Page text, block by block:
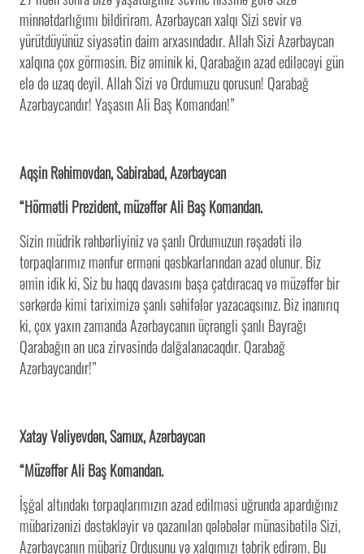
minnətdarlığımı bildirirəm. Azərbaycan xalqı Sizi sevir və
yürütdüyünüz siyasətin daim arxasındadır. Allah Sizi Azərbaycan
xalqına çox görməsin. Biz əminik ki, Qarabağın azad ediləcəyi gün
elə də uzaq deyil. Allah Sizi və Ordumuzu qorusun! Qarabağ
Azərbaycandır! Yaşasın Ali Baş Komandan!”
Aqşin Rəhimovdan, Sabirabad, Azərbaycan
“Hörmətli Prezident, müzəffər Ali Baş Komandan.
Sizin müdrik rəhbərliyiniz və şanlı Ordumuzun rəşadəti ilə
torpaqlarımız mənfur erməni qəsbkarlarından azad olunur. Biz
əmin idik ki, Siz bu haqq davasını başa çatdıracaq və müzəffər bir
sərkərdə kimi tariximizə şanlı səhifələr yazacaqsınız. Biz inanırıq
ki, çox yaxın zamanda Azərbaycanın üçrəngli şanlı Bayrağı
Qarabağın ən uca zirvəsində dalğalanacaqdır. Qarabağ
Azərbaycandır!”
Xatay Vəliyevdən, Samux, Azərbaycan
“Müzəffər Ali Baş Komandan.
İşğal altındakı torpaqlarımızın azad edilməsi uğrunda apardığınız
mübarizənizi dəstəkləyir və qazanılan qələbələr münasibətilə Sizi,
Azərbaycanın mübariz Ordusunu və xalqımızı təbrik edirəm. Bu